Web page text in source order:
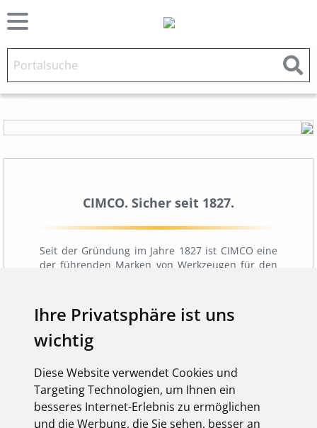
Ihre Privatsphäre ist uns
wichtig
Diese Website verwendet Cookies und
Targeting Technologien, um Ihnen ein
besseres Internet-Erlebnis zu ermöglichen
und die Werbung, die Sie sehen, besser an
CIMCO. Sicher seit 1827.
Seit der Gründung im Jahre 1827 ist CIMCO eine
der führenden Marken von Werkzeugen für den
qualitativ hochwertige Produkte. Konsequentes
Qualitätsmanagement und maßgeschneiderte
Logistikleistungen sichern einen hohen
Marktanteil im deutschen Elektrogroßhandel und
zunehmend erfolgreiche Position. Der
Remscheider Traditionsbetrieb sorgt mit
Prüfverfahren, die über die gesetzlichen
Vorgaben hinausgehen, für die zuverlässige